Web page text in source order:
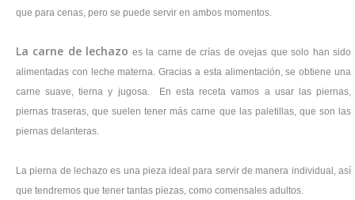
que para cenas, pero se puede servir en ambos momentos.
La carne de lechazo es la carne de crías de ovejas que solo han sido
alimentadas con leche materna. Gracias a esta alimentación, se obtiene una
carne suave, tierna y jugosa. En esta receta vamos a usar las piernas,
piernas traseras, que suelen tener más carne que las paletillas, que son las
piernas delanteras.
La pierna de lechazo es una pieza ideal para servir de manera individual, así
que tendremos que tener tantas piezas, como comensales adultos.